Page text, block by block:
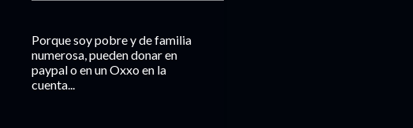
Porque soy pobre y de familia
numerosa, pueden donar en
paypal o en un Oxxo en la
cuenta...